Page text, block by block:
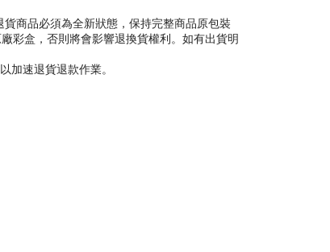
商品必須為全新狀態，保持完整商品原包裝
彩盒，否則將會影響退換貨權利。如有出貨明
加速退貨退款作業。